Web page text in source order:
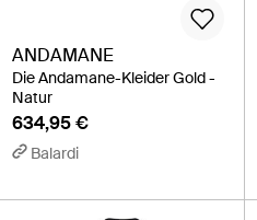
ANDAMANE
Die Andamane-Kleider Gold -
Natur
634,95 €
Balardi